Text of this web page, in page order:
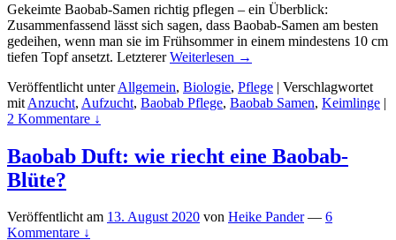
Gekeimte Baobab-Samen richtig pflegen – ein Überblick:
Zusammenfassend lässt sich sagen, dass Baobab-Samen am besten
gedeihen, wenn man sie im Frühsommer in einem mindestens 10 cm
tiefen Topf ansetzt. LetztererWeiterlesen →
Veröffentlicht unter Allgemein, Biologie, Pflege | Verschlagwortet
mit Anzucht, Aufzucht, Baobab Pflege, Baobab Samen, Keimlinge |
2 Kommentare ↓
Baobab Duft: wie riecht eine Baobab-
Blüte?
Veröffentlicht am 13. August 2020 von Heike Pander — 6
Kommentare ↓